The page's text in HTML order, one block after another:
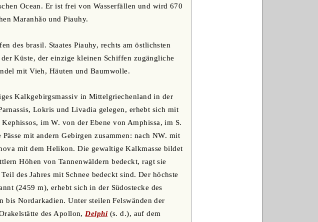
Ocean. Er ist frei von Wasserfällen und wird 670
Maranhão und Piauhy.
des brasil. Staates Piauhy, rechts am östlichsten
Küste, der einzige kleinen Schiffen zugängliche
mit Vieh, Häuten und Baumwolle.
Kalkgebirgsmassiv in Mittelgriechenland in der
Lokris und Livadia gelegen, erhebt sich mit
im W. von der Ebene von Amphissa, im S.
mit andern Gebirgen zusammen: nach NW. mit
mit dem Helikon. Die gewaltige Kalkmasse bildet
Höhen von Tannenwäldern bedeckt, ragt sie
des Jahres mit Schnee bedeckt sind. Der höchste
(2459 m), erhebt sich in der Südostecke des
bis Nordarkadien. Unter steilen Felswänden der
des Apollon,Delphi (s. d.), auf dem